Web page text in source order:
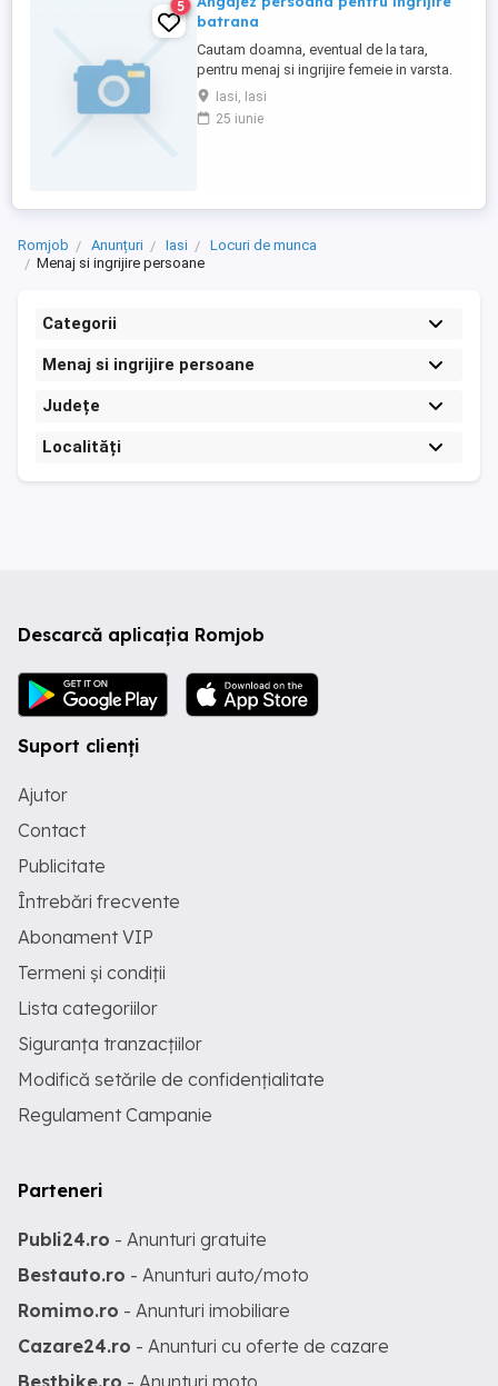
5
batrana
Cautam doamna, eventual de la tara,
pentru menaj si ingrijire femeie in varsta.
Oferim cazare, va rugam sa sunati la
numarul zero sapte doi noua trei sapte trei
opt cinci trei
Iasi, Iasi
25 iunie
Romjob Anunțuri Iasi
Locuri de munca
Menaj si ingrijire persoane
Categorii
Menaj si ingrijire persoane
Județe
Localități
Descarcă aplicația Romjob
Suport clienți
Ajutor
Contact
Publicitate
Întrebări frecvente
Abonament VIP
Termeni și condiții
Lista categoriilor
Siguranța tranzacțiilor
Modifică setările de confidențialitate
Regulament Campanie
Parteneri
Publi24.ro - Anunturi gratuite
Bestauto.ro - Anunturi auto/moto
Romimo.ro - Anunturi imobiliare
Cazare24.ro - Anunturi cu oferte de cazare
Bestbike.ro - Anunturi moto